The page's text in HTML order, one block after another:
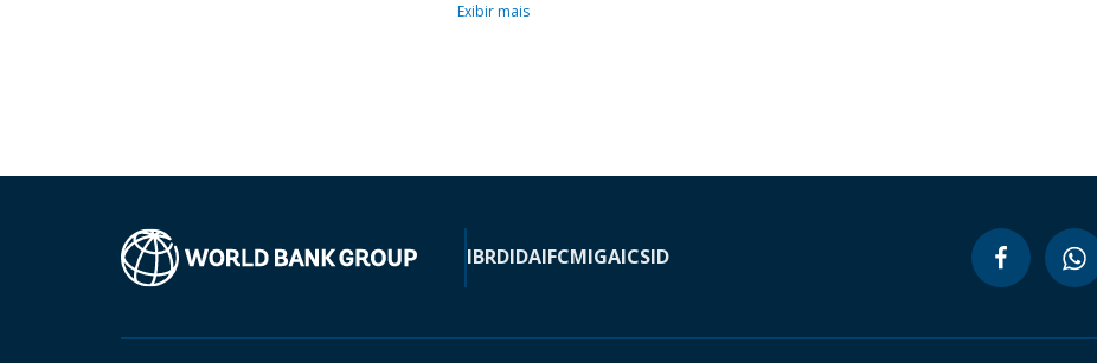
Exibir mais
IBRDIDAIFCMIGAICSID